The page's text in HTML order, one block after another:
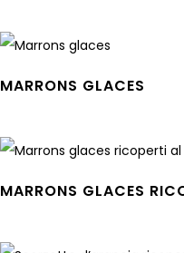
MARRONS GLACES
MARRONS GLACES